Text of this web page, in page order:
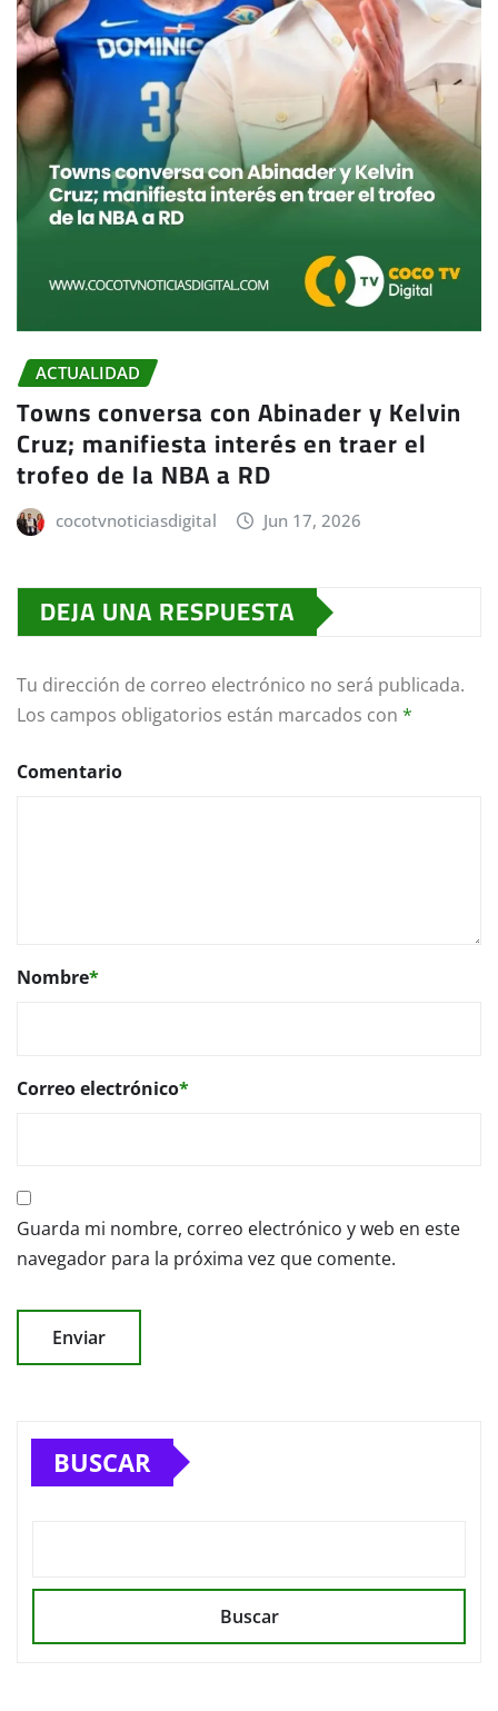
ACTUALIDAD
Towns conversa con Abinader y Kelvin
Cruz; manifiesta interés en traer el
trofeo de la NBA a RD
cocotvnoticiasdigital Jun 17, 2026
DEJA UNA RESPUESTA
Tu dirección de correo electrónico no será publicada.
Los campos obligatorios están marcados con *
Comentario
Nombre*
Correo electrónico*
Guarda mi nombre, correo electrónico y web en este
navegador para la próxima vez que comente.
BUSCAR
Buscar